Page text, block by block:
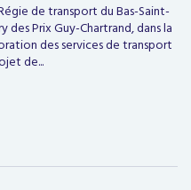
de transport du Bas-Saint-
Prix Guy-Chartrand, dans la
des services de transport
de...